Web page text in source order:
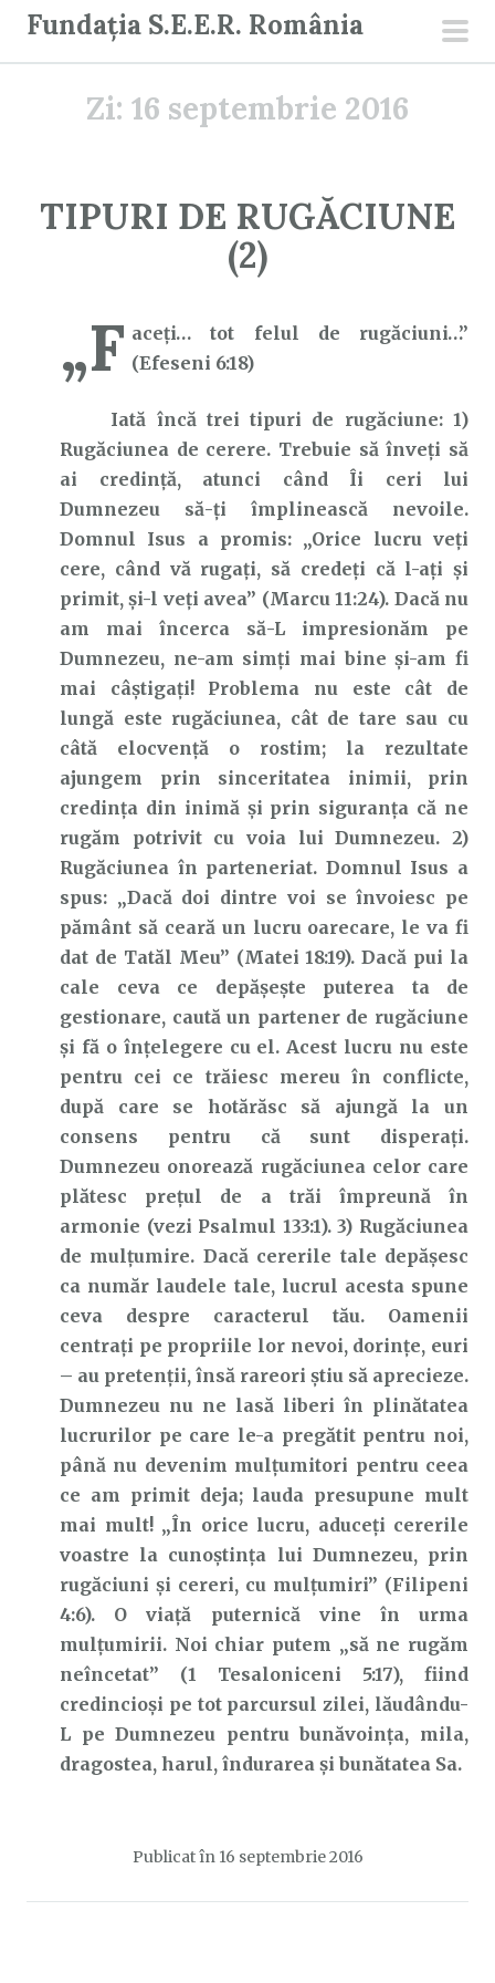
Fundația S.E.E.R. România
Zi: 16 septembrie 2016
TIPURI DE RUGĂCIUNE
(2)
„F aceţi… tot felul de rugăciuni…”
(Efeseni 6:18)
Iată încă trei tipuri de rugăciune: 1)
Rugăciunea de cerere. Trebuie să înveți să
ai credință, atunci când Îi ceri lui
Dumnezeu să-ți împlinească nevoile.
Domnul Isus a promis: „Orice lucru veţi
cere, când vă rugaţi, să credeţi că l-aţi şi
primit, şi-l veţi avea” (Marcu 11:24). Dacă nu
am mai încerca să-L impresionăm pe
Dumnezeu, ne-am simți mai bine și-am fi
mai câștigați! Problema nu este cât de
lungă este rugăciunea, cât de tare sau cu
câtă elocvență o rostim; la rezultate
ajungem prin sinceritatea inimii, prin
credința din inimă și prin siguranța că ne
rugăm potrivit cu voia lui Dumnezeu. 2)
Rugăciunea în parteneriat. Domnul Isus a
spus: „Dacă doi dintre voi se învoiesc pe
pământ să ceară un lucru oarecare, le va fi
dat de Tatăl Meu” (Matei 18:19). Dacă pui la
cale ceva ce depășește puterea ta de
gestionare, caută un partener de rugăciune
și fă o înțelegere cu el. Acest lucru nu este
pentru cei ce trăiesc mereu în conflicte,
după care se hotărăsc să ajungă la un
consens pentru că sunt disperați.
Dumnezeu onorează rugăciunea celor care
plătesc prețul de a trăi împreună în
armonie (vezi Psalmul 133:1). 3) Rugăciunea
de mulțumire. Dacă cererile tale depășesc
ca număr laudele tale, lucrul acesta spune
ceva despre caracterul tău. Oamenii
centrați pe propriile lor nevoi, dorințe, euri
– au pretenții, însă rareori știu să aprecieze.
Dumnezeu nu ne lasă liberi în plinătatea
lucrurilor pe care le-a pregătit pentru noi,
până nu devenim mulțumitori pentru ceea
ce am primit deja; lauda presupune mult
mai mult! „În orice lucru, aduceţi cererile
voastre la cunoştinţa lui Dumnezeu, prin
rugăciuni şi cereri, cu mulţumiri” (Filipeni
4:6). O viață puternică vine în urma
mulțumirii. Noi chiar putem „să ne rugăm
neîncetat” (1 Tesaloniceni 5:17), fiind
credincioși pe tot parcursul zilei, lăudându-
L pe Dumnezeu pentru bunăvoința, mila,
dragostea, harul, îndurarea și bunătatea Sa.
Publicat în 16 septembrie 2016